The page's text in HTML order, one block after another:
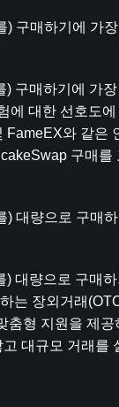
구매하기에 가
구매하기에 가
에 대한 선호도
FameEX와 같은
구매를
) 대량으로 구매
대량으로 구매
는 장외거래
춤형 지원을 제공
대규모 거래를